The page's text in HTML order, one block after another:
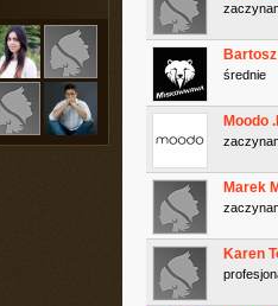
średnie
Moodo
Marek
Karen